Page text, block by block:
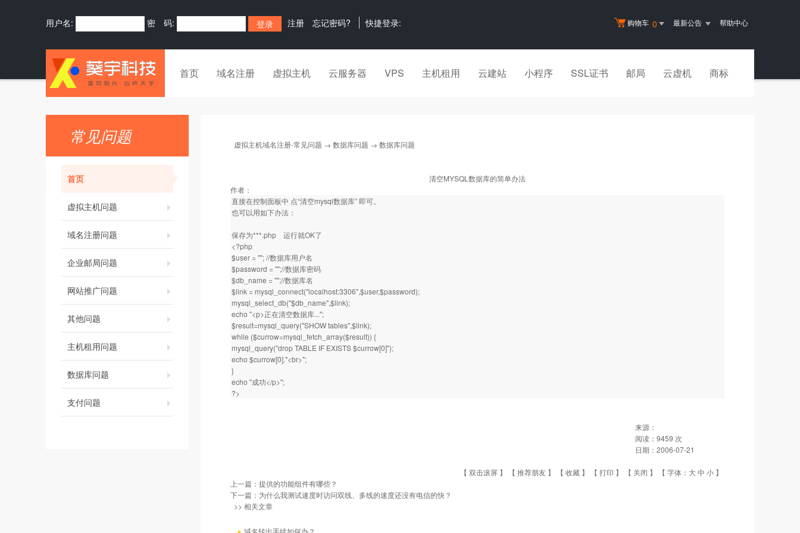
购物车 0 最新公告 帮助中心
用户名: 密 码: 注册 忘记密码? 快捷登录:
首页 域名注册 虚拟主机 云服务器 VPS 主机租用 云建站 小程序 SSL证书 邮局 云虚机 商标
常见问题
首页
虚拟主机问题
域名注册问题
企业邮局问题
网站推广问题
其他问题
主机租用问题
数据库问题
支付问题
虚拟主机域名注册-常见问题 → 数据库问题 → 数据库问题
清空MYSQL数据库的简单办法
作者：
直接在控制面板中 点“清空mysql数据库” 即可。
也可以用如下办法：
保存为***.php 运行就OK了
<?php
$user = ""; //数据库用户名
$password = "";//数据库密码
$db_name = "";//数据库名
$link = mysql_connect("localhost:3306",$user,$password);
mysql_select_db("$db_name",$link);
echo "<p>正在清空数据库...";
$result=mysql_query("SHOW tables",$link);
while ($currow=mysql_fetch_array($result)) {
mysql_query("drop TABLE IF EXISTS $currow[0]");
echo $currow[0]."<br>";
}
echo "成功</p>";
?>
来源：
阅读： 9459 次
日期： 2006-07-21
【 双击滚屏 】 【 推荐朋友 】 【 收藏 】 【 打印 】 【 关闭 】 【 字体： 大中 小 】
上一篇： 提供的功能组件有哪些？
下一篇： 为什么我测试速度时访问双线、多线的速度还没有电信的快？
>> 相关文章
域名转出手续如何办？